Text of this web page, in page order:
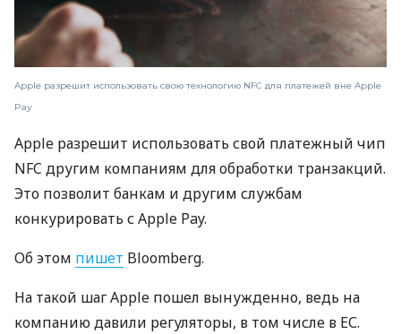
Apple разрешит использовать свою технологию NFC для платежей вне Apple
Pay
Apple разрешит использовать свой платежный чип
NFC другим компаниям для обработки транзакций.
Это позволит банкам и другим службам
конкурировать с Apple Pay.
Об этом пишет Bloomberg.
На такой шаг Apple пошел вынужденно, ведь на
компанию давили регуляторы, в том числе в ЕС.